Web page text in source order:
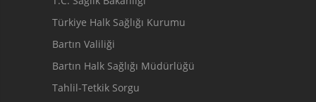
Türkiye Halk Sağlığı Kurumu
Bartın Valiliği
Bartın Halk Sağlığı Müdürlüğü
Tahlil-Tetkik Sorgu